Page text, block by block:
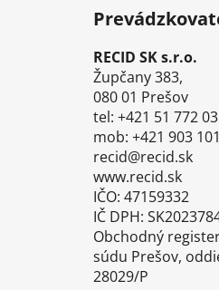
RECID SK s.r.o.
Župčany 383,
080 01 Prešov
tel: +421 51 772
mob: +421 903
recid@recid.sk
www.recid.sk
IČO: 47159332
IČ DPH:
Obchodný
súdu Prešov,
28029/P